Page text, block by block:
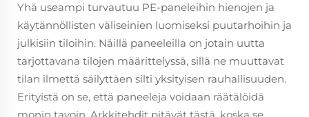
Yhä useampi turvautuu PE-paneleihin hienojen ja
käytännöllisten väliseinien luomiseksi puutarhoihin ja
julkisiin tiloihin. Näillä paneeleilla on jotain uutta
tarjottavana tilojen määrittelyssä, sillä ne muuttavat
tilan ilmettä säilyttäen silti yksityisen rauhallisuuden.
Erityistä on se, että paneeleja voidaan räätälöidä